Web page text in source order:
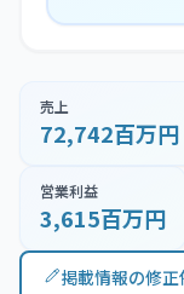
売上
72,742百万円
営業利益
3,615百万円
掲載情報の修正